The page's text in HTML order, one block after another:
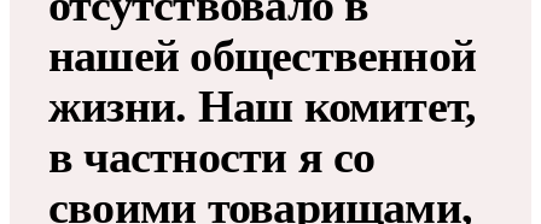
нашей общественной
жизни. Наш комитет,
в частности я со
своими товарищами,